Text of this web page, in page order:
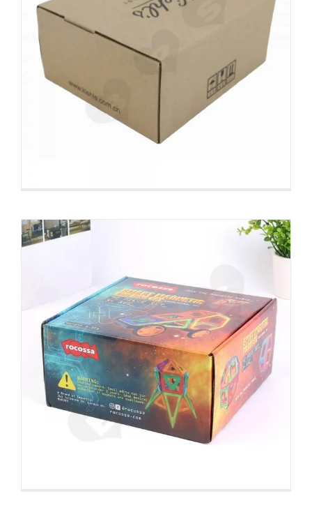
Boîte d’expédition en carton
ondulé imprimée pour ensemble
de construction magnétique
Boîtes d'expédition personnalisées
Boîte ondulée d’impression
double face pour cadeau de
fête
Boîtes d'expédition personnalisées